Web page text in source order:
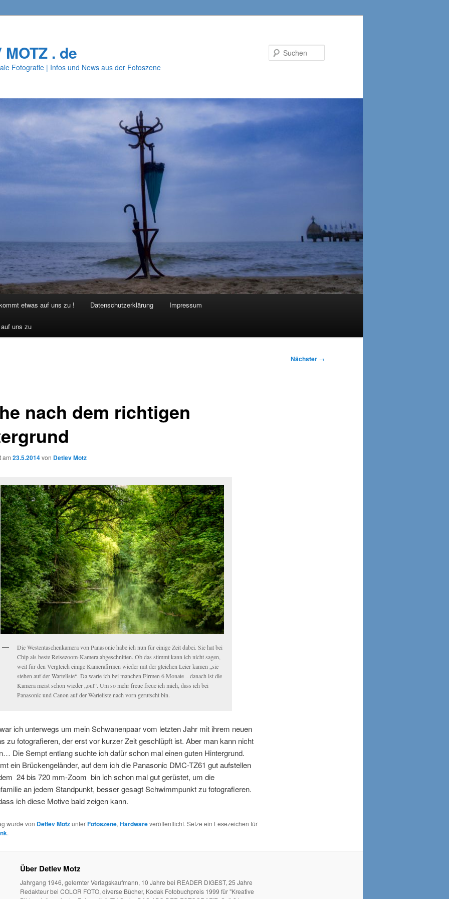
. de
Fotografie | Infos und News aus der Fotoszene
etwas auf uns zu ! Datenschutzerklärung Impressum
uns zu
Nächster →
nach dem richtigen
am 23.5.2014von Detlev Motz
Die Westentaschenkamera von Panasonic habe ich nun für einige Zeit dabei. Sie hat bei
Chip als beste Reisezoom-Kamera abgeschnitten. Ob das stimmt kann ich nicht sagen,
weil für den Vergleich einige Kamerafirmen wieder mit der gleichen Leier kamen „sie
stehen auf der Warteliste“. Da warte ich bei manchen Firmen 6 Monate – danach ist die
Kamera meist schon wieder „out“. Um so mehr freue freue ich mich, dass ich bei
Panasonic und Canon auf der Warteliste nach vorn gerutscht bin.
ich unterwegs um mein Schwanenpaar vom letzten Jahr mit ihrem neuen
zu fotografieren, der erst vor kurzer Zeit geschlüpft ist. Aber man kann nicht
Die Sempt entlang suchte ich dafür schon mal einen guten Hintergrund.
ein Brückengeländer, auf dem ich die Panasonic DMC-TZ61 gut aufstellen
24 bis 720 mm-Zoom bin ich schon mal gut gerüstet, um die
an jedem Standpunkt, besser gesagt Schwimmpunkt zu fotografieren.
ich diese Motive bald zeigen kann.
wurde von Detlev MotzunterFotoszene, Hardwareveröffentlicht. Setze ein Lesezeichen für
.
Über Detlev Motz
Jahrgang 1946, gelernter Verlagskaufmann, 10 Jahre bei READER DIGEST, 25 Jahre
Redakteur bei COLOR FOTO, diverse Bücher, Kodak Fotobuchpreis 1999 für "Kreative